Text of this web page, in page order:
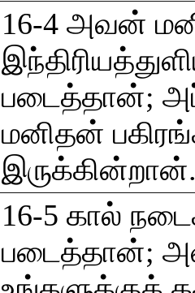
16-4 அவன்
படைத்தான்;
மனிதன்
16-5 கால்
படைத்தான்;